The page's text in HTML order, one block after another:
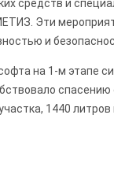
средств и
Эти
и
на 1-м этапе
1440